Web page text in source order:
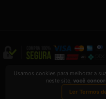
Balieiro e Balieiro comércio de
Balieiro e Balieiro comércio de
empresa inscrita no
Usamos cookies para melhorar a
neste site, você
Ler Termos